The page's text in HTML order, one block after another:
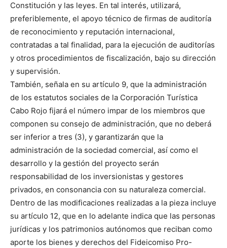
Constitución y las leyes. En tal interés, utilizará,
preferiblemente, el apoyo técnico de firmas de auditoría
de reconocimiento y reputación internacional,
contratadas a tal finalidad, para la ejecución de auditorías
y otros procedimientos de fiscalización, bajo su dirección
y supervisión.
También, señala en su artículo 9, que la administración
de los estatutos sociales de la Corporación Turística
Cabo Rojo fijará el número impar de los miembros que
componen su consejo de administración, que no deberá
ser inferior a tres (3), y garantizarán que la
administración de la sociedad comercial, así como el
desarrollo y la gestión del proyecto serán
responsabilidad de los inversionistas y gestores
privados, en consonancia con su naturaleza comercial.
Dentro de las modificaciones realizadas a la pieza incluye
su artículo 12, que en lo adelante indica que las personas
jurídicas y los patrimonios autónomos que reciban como
aporte los bienes y derechos del Fideicomiso Pro-